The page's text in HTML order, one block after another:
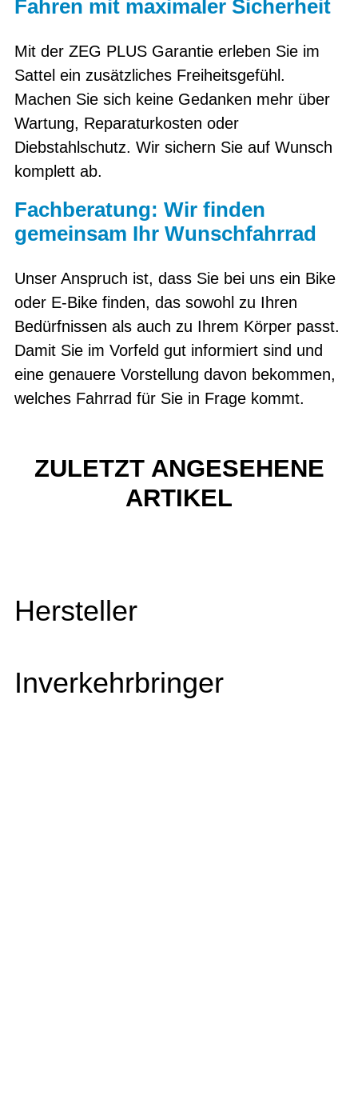
Fahren mit maximaler Sicherheit
Mit der ZEG PLUS Garantie erleben Sie im
Sattel ein zusätzliches Freiheitsgefühl.
Machen Sie sich keine Gedanken mehr über
Wartung, Reparaturkosten oder
Diebstahlschutz. Wir sichern Sie auf Wunsch
komplett ab.
Fachberatung: Wir finden
gemeinsam Ihr Wunschfahrrad
Unser Anspruch ist, dass Sie bei uns ein Bike
oder E-Bike finden, das sowohl zu Ihren
Bedürfnissen als auch zu Ihrem Körper passt.
Damit Sie im Vorfeld gut informiert sind und
eine genauere Vorstellung davon bekommen,
welches Fahrrad für Sie in Frage kommt.
ZULETZT ANGESEHENE
ARTIKEL
Hersteller
Inverkehrbringer